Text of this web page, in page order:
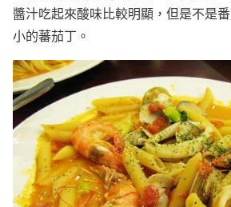
醬汁吃起來酸味比較明顯，但是不是
小的蕃茄丁。